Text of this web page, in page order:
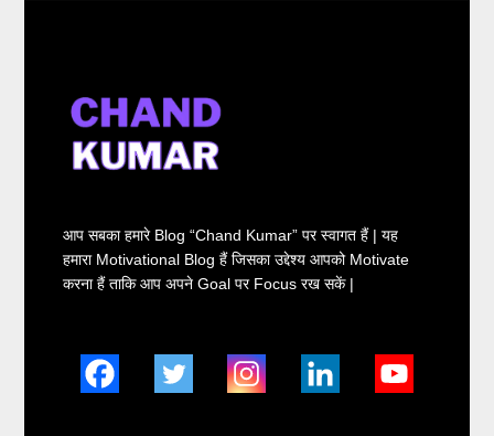
आप सबका हमारे Blog “Chand Kumar” पर स्वागत हैं | यह
हमारा Motivational Blog हैं जिसका उद्देश्य आपको Motivate
करना हैं ताकि आप अपने Goal पर Focus रख सकें |